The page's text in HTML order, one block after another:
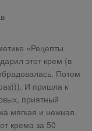
«Рецепты
этот крем (в
Потом
И пришла к
приятный
мягкая и нежная.
крема за 50